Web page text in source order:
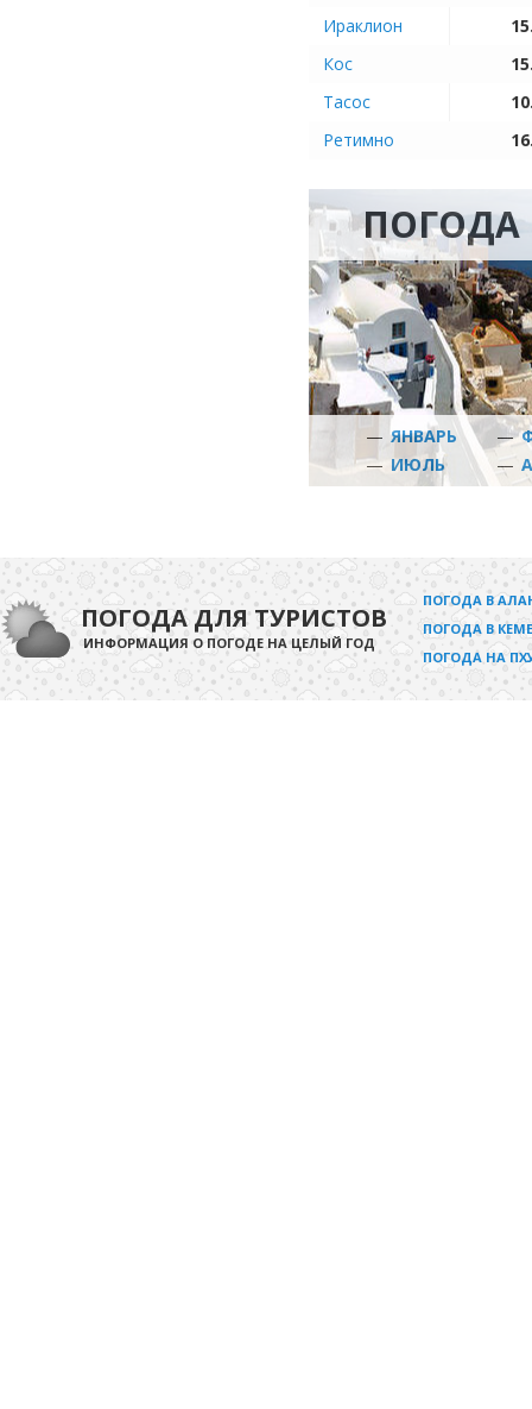
Ираклион
Кос
Тасос
Ретимно
ПОГОДА
— ЯНВАРЬ —
— ИЮЛЬ —
ПОГОДА ДЛЯ ТУРИСТОВ
ИНФОРМАЦИЯ О ПОГОДЕ НА ЦЕЛЫЙ ГОД
ПОГОДА В
ПОГОДА В
ПОГОДА НА